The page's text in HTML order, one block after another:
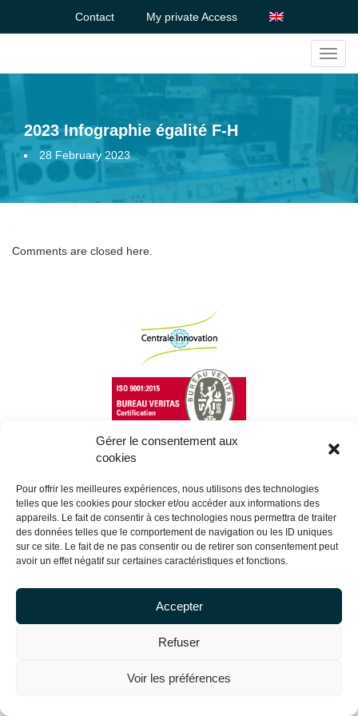
Gérer le consentement aux
cookies
Pour offrir les meilleures expériences, nous utilisons des technologies
telles que les cookies pour stocker et/ou accéder aux informations des
appareils. Le fait de consentir à ces technologies nous permettra de traiter
des données telles que le comportement de navigation ou les ID uniques
sur ce site. Le fait de ne pas consentir ou de retirer son consentement peut
avoir un effet négatif sur certaines caractéristiques et fonctions.
Accepter
Refuser
Voir les préférences
Contact My private Access
2023 Infographie égalité F-H
28 February 2023
Comments are closed here.
Copyright Centrale Innovation © 2026 |Legal mentions